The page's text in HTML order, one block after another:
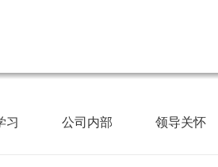
习 公司内部 领导关怀